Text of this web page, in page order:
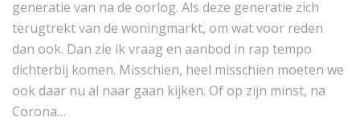
generatie van na de oorlog. Als deze generatie zich
terugtrekt van de woningmarkt, om wat voor reden
dan ook. Dan zie ik vraag en aanbod in rap tempo
dichterbij komen. Misschien, heel misschien moeten we
ook daar nu al naar gaan kijken. Of op zijn minst, na
Corona…